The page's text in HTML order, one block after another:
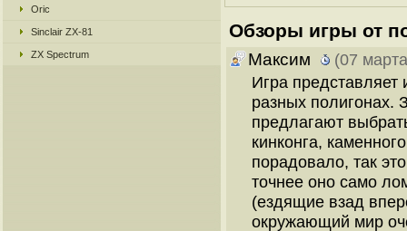
Oric
Sinclair ZX-81
ZX Spectrum
Обзоры игры от
Максим
(07
Игра представляет
разных полигонах.
предлагают
кинконга,
порадовало, так
точнее оно само
(ездящие взад
окружающий мир